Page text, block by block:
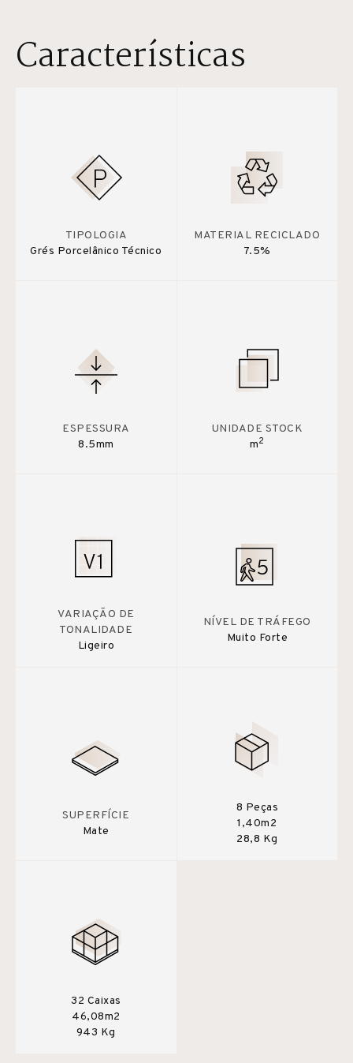
Características
TIPOLOGIA
Grés Porcelânico Técnico
MATERIAL RECICLADO
7.5%
ESPESSURA
8.5mm
UNIDADE STOCK
m2
VARIAÇÃO DE
TONALIDADE
Ligeiro
NÍVEL DE TRÁFEGO
Muito Forte
SUPERFÍCIE
Mate
8 Peças
1,40m2
28,8 Kg
32 Caixas
46,08m2
943 Kg